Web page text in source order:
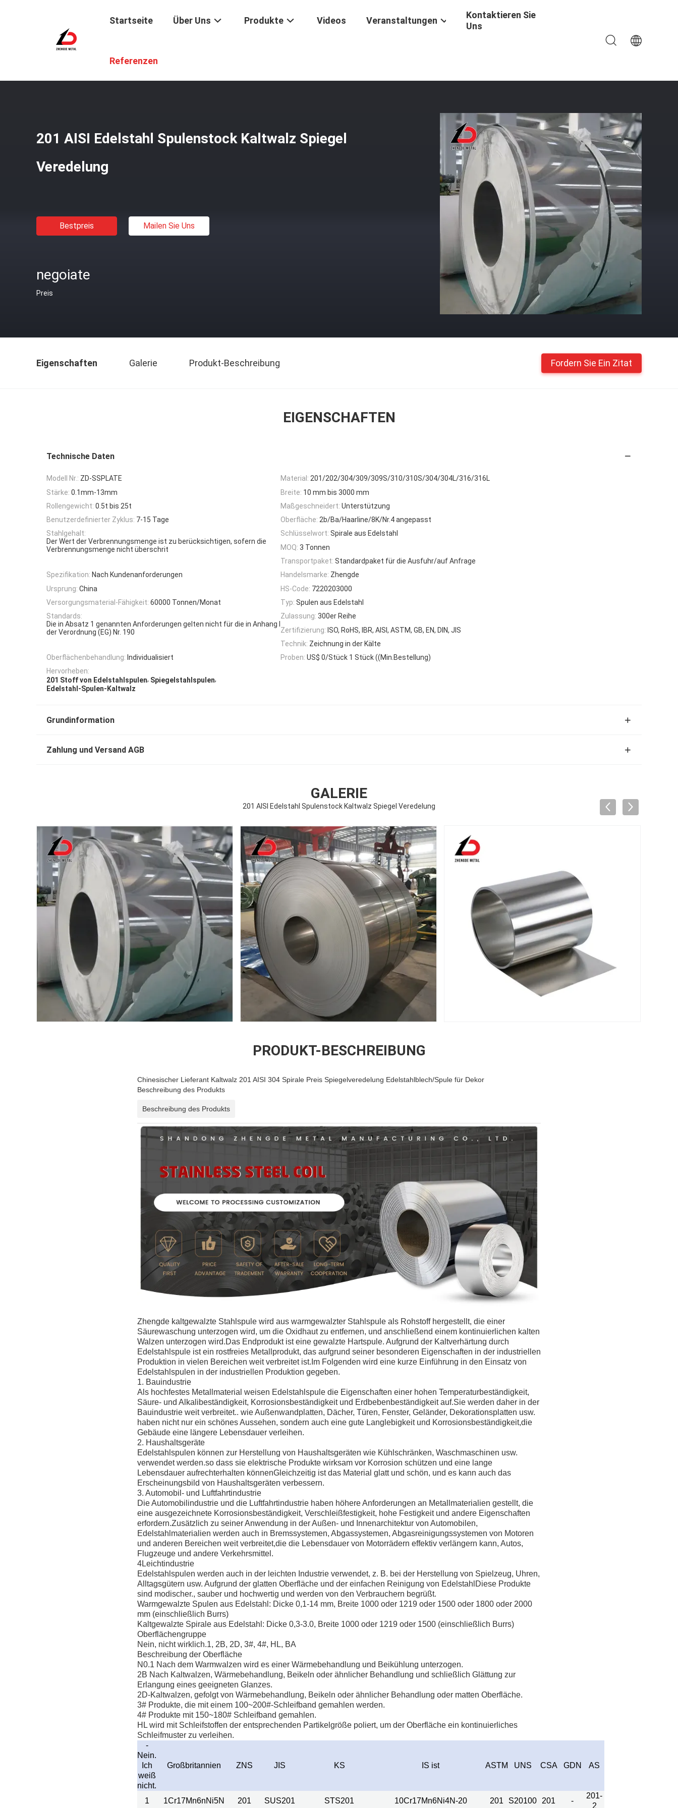
Startseite Über Uns Produkte Videos Veranstaltungen
Kontaktieren Sie
Uns
Referenzen
201 AISI Edelstahl Spulenstock Kaltwalz Spiegel
Veredelung
Bestpreis Mailen Sie Uns
negoiate
Preis
Eigenschaften Galerie Produkt-Beschreibung Fordern Sie Ein Zitat
EIGENSCHAFTEN
Technische Daten
Modell Nr.: ZD-SSPLATE Material: 201/202/304/309/309S/310/310S/304/304L/316/316L
Stärke: 0.1mm-13mm Breite: 10 mm bis 3000 mm
Rollengewicht: 0.5t bis 25t Maßgeschneidert: Unterstützung
Benutzerdefinierter Zyklus: 7-15 Tage Oberfläche: 2b/Ba/Haarline/8K/Nr.4 angepasst
Stahlgehalt:
Der Wert der Verbrennungsmenge ist zu berücksichtigen, sofern die
Verbrennungsmenge nicht überschrit
Schlüsselwort: Spirale aus Edelstahl
MOQ: 3 Tonnen
Transportpaket: Standardpaket für die Ausfuhr/auf Anfrage
Spezifikation: Nach Kundenanforderungen Handelsmarke: Zhengde
Ursprung: China HS-Code: 7220203000
Versorgungsmaterial-Fähigkeit: 60000 Tonnen/Monat Typ: Spulen aus Edelstahl
Standards:
Die in Absatz 1 genannten Anforderungen gelten nicht für die in Anhang I
der Verordnung (EG) Nr. 190
Zulassung: 300er Reihe
Zertifizierung: ISO, RoHS, IBR, AISI, ASTM, GB, EN, DIN, JIS
Technik: Zeichnung in der Kälte
Oberflächenbehandlung: Individualisiert Proben: US$ 0/Stück 1 Stück ((Min.Bestellung)
Hervorheben:
201 Stoff von Edelstahlspulen, Spiegelstahlspulen,
Edelstahl-Spulen-Kaltwalz
Grundinformation
Zahlung und Versand AGB
GALERIE
201 AISI Edelstahl Spulenstock Kaltwalz Spiegel Veredelung
PRODUKT-BESCHREIBUNG
Chinesischer Lieferant Kaltwalz 201 AISI 304 Spirale Preis Spiegelveredelung Edelstahlblech/Spule für Dekor
Beschreibung des Produkts
Beschreibung des Produkts
Zhengde kaltgewalzte Stahlspule wird aus warmgewalzter Stahlspule als Rohstoff hergestellt, die einer
Säurewaschung unterzogen wird, um die Oxidhaut zu entfernen, und anschließend einem kontinuierlichen kalten
Walzen unterzogen wird.Das Endprodukt ist eine gewalzte Hartspule. Aufgrund der Kaltverhärtung durch
Edelstahlspule ist ein rostfreies Metallprodukt, das aufgrund seiner besonderen Eigenschaften in der industriellen
Produktion in vielen Bereichen weit verbreitet ist.Im Folgenden wird eine kurze Einführung in den Einsatz von
Edelstahlspulen in der industriellen Produktion gegeben.
1. Bauindustrie
Als hochfestes Metallmaterial weisen Edelstahlspule die Eigenschaften einer hohen Temperaturbeständigkeit,
Säure- und Alkalibeständigkeit, Korrosionsbeständigkeit und Erdbebenbeständigkeit auf.Sie werden daher in der
Bauindustrie weit verbreitet.. wie Außenwandplatten, Dächer, Türen, Fenster, Geländer, Dekorationsplatten usw.
haben nicht nur ein schönes Aussehen, sondern auch eine gute Langlebigkeit und Korrosionsbeständigkeit,die
Gebäude eine längere Lebensdauer verleihen.
2. Haushaltsgeräte
Edelstahlspulen können zur Herstellung von Haushaltsgeräten wie Kühlschränken, Waschmaschinen usw.
verwendet werden.so dass sie elektrische Produkte wirksam vor Korrosion schützen und eine lange
Lebensdauer aufrechterhalten könnenGleichzeitig ist das Material glatt und schön, und es kann auch das
Erscheinungsbild von Haushaltsgeräten verbessern.
3. Automobil- und Luftfahrtindustrie
Die Automobilindustrie und die Luftfahrtindustrie haben höhere Anforderungen an Metallmaterialien gestellt, die
eine ausgezeichnete Korrosionsbeständigkeit, Verschleißfestigkeit, hohe Festigkeit und andere Eigenschaften
erfordern.Zusätzlich zu seiner Anwendung in der Außen- und Innenarchitektur von Automobilen,
Edelstahlmaterialien werden auch in Bremssystemen, Abgassystemen, Abgasreinigungssystemen von Motoren
und anderen Bereichen weit verbreitet,die die Lebensdauer von Motorrädern effektiv verlängern kann, Autos,
Flugzeuge und andere Verkehrsmittel.
4Leichtindustrie
Edelstahlspulen werden auch in der leichten Industrie verwendet, z. B. bei der Herstellung von Spielzeug, Uhren,
Alltagsgütern usw. Aufgrund der glatten Oberfläche und der einfachen Reinigung von EdelstahlDiese Produkte
sind modischer., sauber und hochwertig und werden von den Verbrauchern begrüßt.
Warmgewalzte Spulen aus Edelstahl: Dicke 0,1-14 mm, Breite 1000 oder 1219 oder 1500 oder 1800 oder 2000
mm (einschließlich Burrs)
Kaltgewalzte Spirale aus Edelstahl: Dicke 0,3-3.0, Breite 1000 oder 1219 oder 1500 (einschließlich Burrs)
Oberflächengruppe
Nein, nicht wirklich.1, 2B, 2D, 3#, 4#, HL, BA
Beschreibung der Oberfläche
N0.1 Nach dem Warmwalzen wird es einer Wärmebehandlung und Beikühlung unterzogen.
2B Nach Kaltwalzen, Wärmebehandlung, Beikeln oder ähnlicher Behandlung und schließlich Glättung zur
Erlangung eines geeigneten Glanzes.
2D-Kaltwalzen, gefolgt von Wärmebehandlung, Beikeln oder ähnlicher Behandlung oder matten Oberfläche.
3# Produkte, die mit einem 100~200#-Schleifband gemahlen werden.
4# Produkte mit 150~180# Schleifband gemahlen.
HL wird mit Schleifstoffen der entsprechenden Partikelgröße poliert, um der Oberfläche ein kontinuierliches
Schleifmuster zu verleihen.
-
Nein.
Ich
weiß
nicht.
Großbritannien ZNS JIS KS IS ist ASTM UNS CSA GDN AS
1 1Cr17Mn6nNi5N 201 SUS201 STS201 10Cr17Mn6Ni4N-20 201 S20100 201 -
201-
2